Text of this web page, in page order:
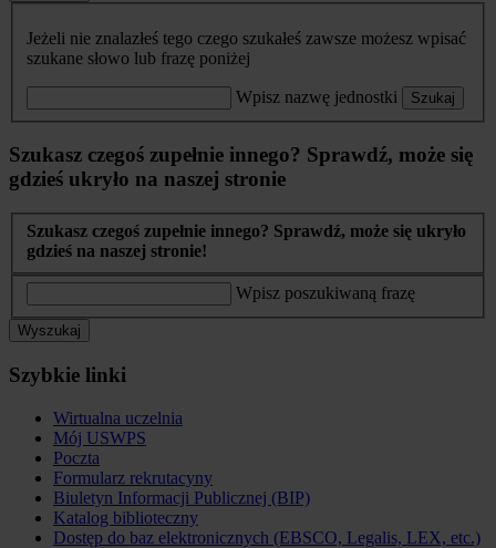
Jeżeli nie znalazłeś tego czego szukałeś zawsze możesz wpisać
szukane słowo lub frazę poniżej
Wpisz nazwę jednostki Szukaj
Szukasz czegoś zupełnie innego? Sprawdź, może się
gdzieś ukryło na naszej stronie
Szukasz czegoś zupełnie innego? Sprawdź, może się ukryło
gdzieś na naszej stronie!
Wpisz poszukiwaną frazę
Wyszukaj
Szybkie linki
Wirtualna uczelnia
Mój USWPS
Poczta
Formularz rekrutacyny
Biuletyn Informacji Publicznej (BIP)
Katalog biblioteczny
Dostęp do baz elektronicznych (EBSCO, Legalis, LEX, etc.)